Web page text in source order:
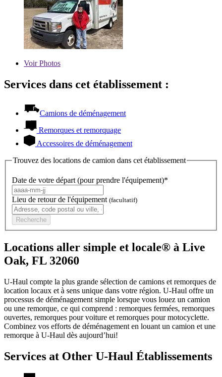
VoirPhotos
Services dans cet établissement :
Camions de déménagement
Remorques et remorquage
Accessoires de déménagement
Trouvez des locations de camion dans cet établissement
Date de votre départ (pour prendre l'équipement)*
Lieu de retour de l'équipement (facultatif)
Recherche
Locations aller simple et locale® à Live
Oak, FL 32060
U-Haul compte la plus grande sélection de camions et remorques de
location locaux et à sens unique dans votre région. U-Haul offre un
processus de déménagement simple lorsque vous louez un camion
ou une remorque, ce qui comprend : remorques fermées, remorques
ouvertes, remorques pour voiture et remorques pour motocyclette.
Combinez vos efforts de déménagement en louant un camion et une
remorque à U-Haul dès aujourd’hui!
Services at Other U-Haul Établissements